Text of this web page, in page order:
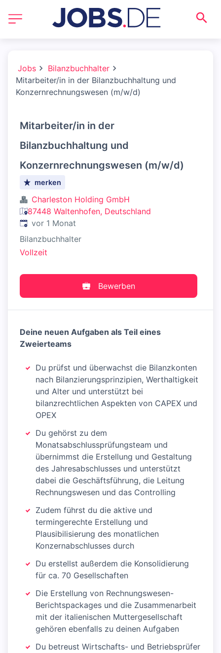
Jobs
Bilanzbuchhalter
Mitarbeiter/in in der Bilanzbuchhaltung und
Konzernrechnungswesen (m/w/d)
Mitarbeiter/in in der
Bilanzbuchhaltung und
Konzernrechnungswesen (m/w/d)
merken
Charleston Holding GmbH
87448 Waltenhofen, Deutschland
Veröffentlicht:
vor 1 Monat
Bilanzbuchhalter
Vollzeit
Bewerben
Deine neuen Aufgaben als Teil eines
Zweierteams
Du prüfst und überwachst die Bilanzkonten
nach Bilanzierungsprinzipien, Werthaltigkeit
und Alter und unterstützt bei
bilanzrechtlichen Aspekten von CAPEX und
OPEX
Du gehörst zu dem
Monatsabschlussprüfungsteam und
übernimmst die Erstellung und Gestaltung
des Jahresabschlusses und unterstützt
dabei die Geschäftsführung, die Leitung
Rechnungswesen und das Controlling
Zudem führst du die aktive und
termingerechte Erstellung und
Plausibilisierung des monatlichen
Konzernabschlusses durch
Du erstellst außerdem die Konsolidierung
für ca. 70 Gesellschaften
Die Erstellung von Rechnungswesen-
Berichtspackages und die Zusammenarbeit
mit der italienischen Muttergesellschaft
gehören ebenfalls zu deinen Aufgaben
Du betreust Wirtschafts- und Betriebsprüfer